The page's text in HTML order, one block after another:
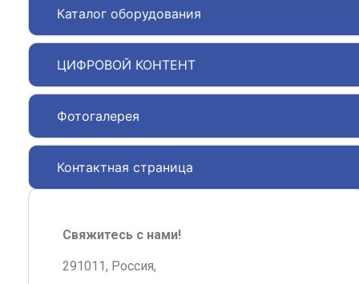
Каталог оборудования
ЦИФРОВОЙ КОНТЕНТ
Фотогалерея
Контактная страница
Свяжитесь с нами!
291011, Россия,